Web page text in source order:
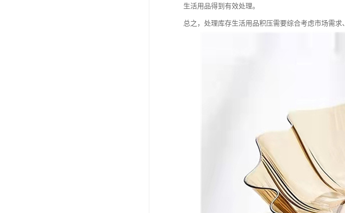
生活用品得到有效处理。
总之，处理库存生活用品积压需要综合考虑市场需